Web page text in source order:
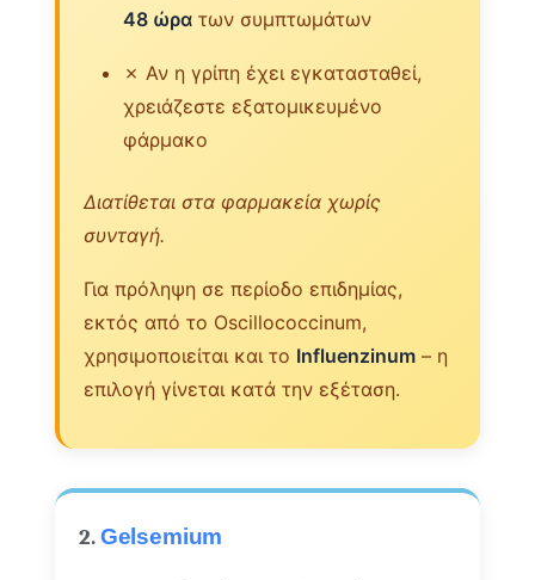
48 ώρα των συμπτωμάτων
✗ Αν η γρίπη έχει εγκατασταθεί,
χρειάζεστε εξατομικευμένο
φάρμακο
Διατίθεται στα φαρμακεία χωρίς
συνταγή.
Για πρόληψη σε περίοδο επιδημίας,
εκτός από το Oscillococcinum,
χρησιμοποιείται και το Influenzinum – η
επιλογή γίνεται κατά την εξέταση.
2.Gelsemium